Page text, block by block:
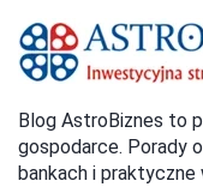
Blog AstroBiznes to
gospodarce. Porady
bankach i